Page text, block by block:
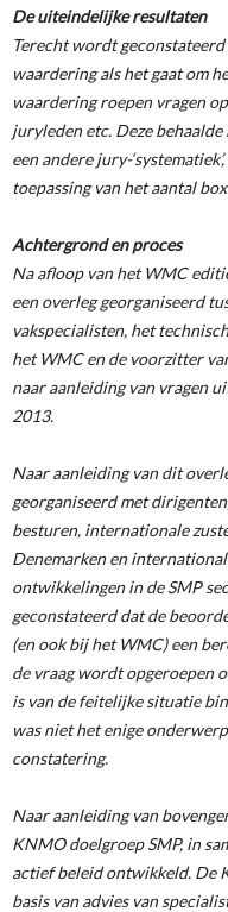
De uiteindelijke resultaten
Terecht wordt geconstateerd
waardering als het gaat om
waardering roepen vragen
juryleden etc. Deze
een andere jury-
toepassing van het aantal
Achtergrond en proces
Na afloop van het WMC
een overleg georganiseerd
vakspecialisten, het
het WMC en de voorzitter
naar aanleiding van vragen
2013.
Naar aanleiding van dit
georganiseerd met
besturen, internationale
Denemarken en
ontwikkelingen in de SMP
geconstateerd dat de
(en ook bij het WMC) een
de vraag wordt opgeroepen
is van de feitelijke situatie
was niet het enige
constatering.
Naar aanleiding van
KNMO doelgroep SMP, in
actief beleid ontwikkeld. De
basis van advies van